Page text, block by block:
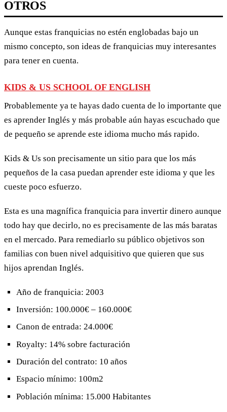
OTROS
Aunque estas franquicias no estén englobadas bajo un
mismo concepto, son ideas de franquicias muy interesantes
para tener en cuenta.
KIDS & US SCHOOL OF ENGLISH
Probablemente ya te hayas dado cuenta de lo importante que
es aprender Inglés y más probable aún hayas escuchado que
de pequeño se aprende este idioma mucho más rapido.
Kids & Us son precisamente un sitio para que los más
pequeños de la casa puedan aprender este idioma y que les
cueste poco esfuerzo.
Esta es una magnífica franquicia para invertir dinero aunque
todo hay que decirlo, no es precisamente de las más baratas
en el mercado. Para remediarlo su público objetivos son
familias con buen nivel adquisitivo que quieren que sus
hijos aprendan Inglés.
Año de franquicia: 2003
Inversión: 100.000€ – 160.000€
Canon de entrada: 24.000€
Royalty: 14% sobre facturación
Duración del contrato: 10 años
Espacio mínimo: 100m2
Población mínima: 15.000 Habitantes